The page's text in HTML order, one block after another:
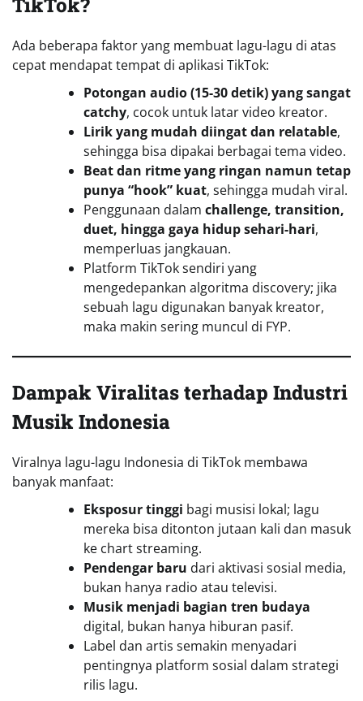
Ada beberapa faktor yang membuat lagu-lagu di atas
cepat mendapat tempat di aplikasi TikTok:
Potongan audio (15-30 detik) yang sangat
catchy, cocok untuk latar video kreator.
Lirik yang mudah diingat dan relatable,
sehingga bisa dipakai berbagai tema video.
Beat dan ritme yang ringan namun tetap
punya “hook” kuat, sehingga mudah viral.
Penggunaan dalam challenge, transition,
duet, hingga gaya hidup sehari-hari,
memperluas jangkauan.
Platform TikTok sendiri yang
mengedepankan algoritma discovery; jika
sebuah lagu digunakan banyak kreator,
maka makin sering muncul di FYP.
Dampak Viralitas terhadap Industri
Musik Indonesia
Viralnya lagu-lagu Indonesia di TikTok membawa
banyak manfaat:
Eksposur tinggi bagi musisi lokal; lagu
mereka bisa ditonton jutaan kali dan masuk
ke chart streaming.
Pendengar baru dari aktivasi sosial media,
bukan hanya radio atau televisi.
Musik menjadi bagian tren budaya
digital, bukan hanya hiburan pasif.
Label dan artis semakin menyadari
pentingnya platform sosial dalam strategi
rilis lagu.